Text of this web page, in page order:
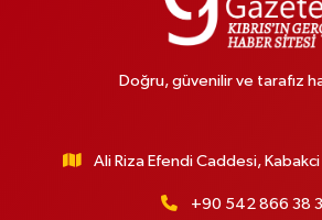
Doğru, güvenilir ve tarafız
Ali Riza Efendi Caddesi,
+90 542 866 38